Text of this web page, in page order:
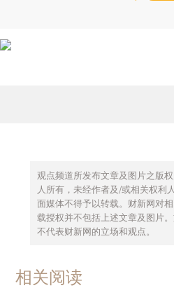
观点频道所发布文章及图片之版
人所有，未经作者及/或相关权利
面媒体不得予以转载。财新网对
载授权并不包括上述文章及图片
不代表财新网的立场和观点。
相关阅读